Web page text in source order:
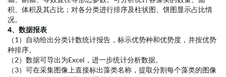
（3）当地水样分类识别优势种自动识别率≥90%，综合自动识别率
≥80%，可按形状或面积自动排序后做目标的多选快速交互修正来获
得更高最终识别率；在浓度为10^7-10^8个/升时，自动分析的重复
性误差≤5%。
（4）可按物种形态相似度、大小来排序观察，一次拖动修改多个物
种目标。可鼠标交互增加、删减、修改识别物种信息，实时更新样
品分析结果以便核对校验。按门、纲、目、科、属，一键化自动形